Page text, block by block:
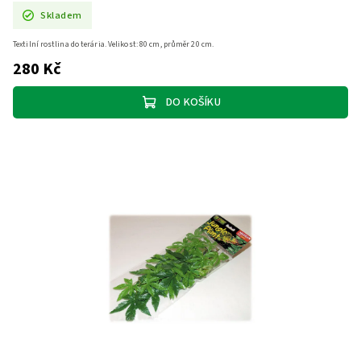
Skladem
280 Kč
DO KOŠÍKU
Textilní rostlina do terária. Velikost: 80 cm, průměr 20 cm.